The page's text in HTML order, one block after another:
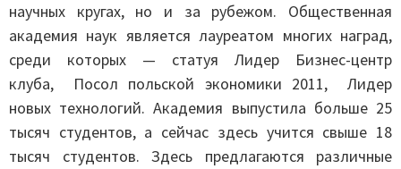
научных кругах, но и за рубежом. Общественная
академия наук является лауреатом многих наград,
среди которых — статуя Лидер Бизнес-центр
клуба, Посол польской экономики 2011, Лидер
новых технологий. Академия выпустила больше 25
тысяч студентов, а сейчас здесь учится свыше 18
тысяч студентов. Здесь предлагаются различные